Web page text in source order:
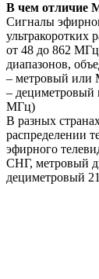
В чем отличие
Сигналы
ультракоротких
от 48 до 862
диапазонов,
– метровый
–
МГц)
В разных
распределении
эфирного
СНГ, метровый
дециметровый